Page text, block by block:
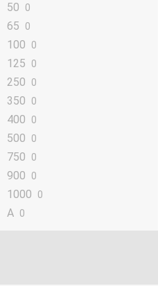
50
0
65 0
100 0
125 0
250 0
350 0
400 0
500 0
750 0
900 0
1000 0
A 0